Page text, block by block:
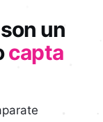
un
capta